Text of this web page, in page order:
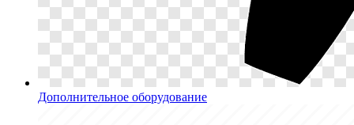
Дополнительное оборудование